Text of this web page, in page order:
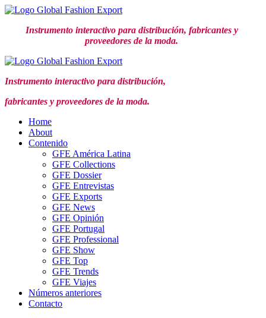
Ir
contenidoInstrumento interactivo para distribución, fabricantes y
proveedores de la moda.
Instrumento interactivo para distribución,
fabricantes y proveedores de la moda.
Home
About
Contenido
GFE América Latina
GFE Collections
GFE Dossier
GFE Entrevistas
GFE Exports
GFE News
GFE Opinión
GFE Portugal
GFE Professional
GFE Show
GFE Top
GFE Trends
GFE Viajes
Números anteriores
Contacto